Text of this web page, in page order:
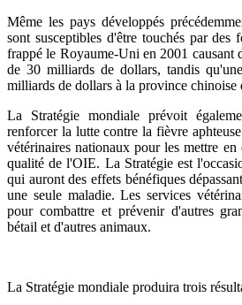
Même les pays développés
sont susceptibles d'être touchés par des
frappé le Royaume-Uni en 2001 causant
de 30 milliards de dollars, tandis
milliards de dollars à la province chinoise
La Stratégie mondiale prévoit
renforcer la lutte contre la fièvre
vétérinaires nationaux pour les mettre
qualité de l'OIE. La Stratégie est
qui auront des effets bénéfiques
une seule maladie. Les services
pour combattre et prévenir d'autres
bétail et d'autres animaux.
La Stratégie mondiale produira trois